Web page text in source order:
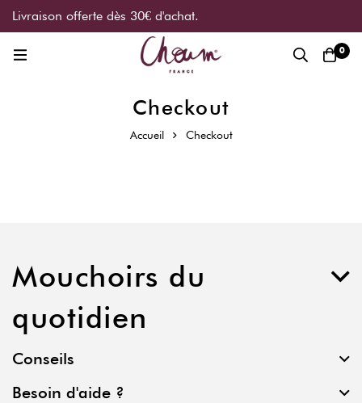
Livraison offerte dès 30€ d'achat.
0
Checkout
Accueil Checkout
Mouchoirs du
quotidien
Conseils
Besoin d'aide ?